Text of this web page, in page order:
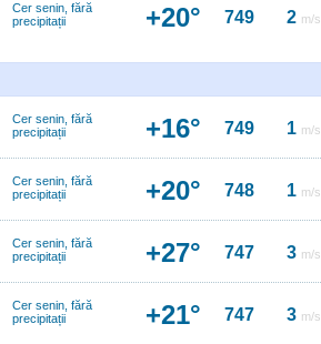
Cer senin, fără
precipitații
+20° 749 2 m/s
Cer senin, fără
precipitații
+16° 749 1 m/s
Cer senin, fără
precipitații
+20° 748 1 m/s
Cer senin, fără
precipitații
+27° 747 3 m/s
Cer senin, fără
precipitații
+21° 747 3 m/s